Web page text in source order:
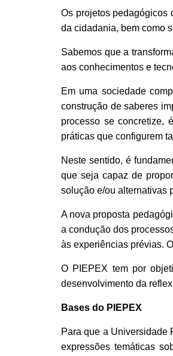
Os projetos pedagógicos
da cidadania, bem como
Sabemos que a
aos conhecimentos e
Em uma sociedade
construção de saberes
processo se concretize,
práticas que configurem
Neste sentido, é
que seja capaz de
solução e/ou alternativas
A nova proposta
a condução dos
às experiências prévias.
O PIEPEX tem por
desenvolvimento da
Bases do PIEPEX
Para que a Universidade
expressões temáticas